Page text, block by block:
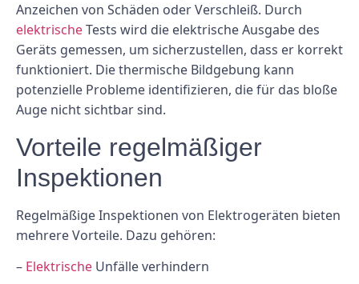
Anzeichen von Schäden oder Verschleiß. Durch
elektrischeTests wird die elektrische Ausgabe des
Geräts gemessen, um sicherzustellen, dass er korrekt
funktioniert. Die thermische Bildgebung kann
potenzielle Probleme identifizieren, die für das bloße
Auge nicht sichtbar sind.
Vorteile regelmäßiger
Inspektionen
Regelmäßige Inspektionen von Elektrogeräten bieten
mehrere Vorteile. Dazu gehören:
– Elektrische Unfälle verhindern